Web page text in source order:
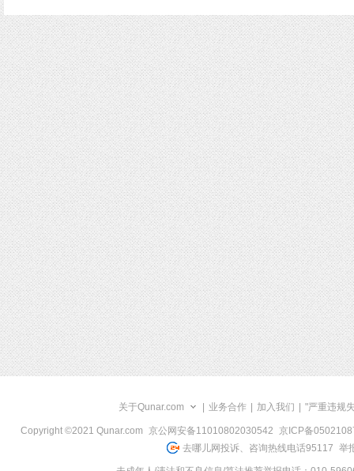
关于Qunar.com 业务合作 加入我们 "严重违规
Copyright ©2021 Qunar.com 京公网安备11010802030542 京ICP备
去哪儿网投诉、咨询热线电话95117 举